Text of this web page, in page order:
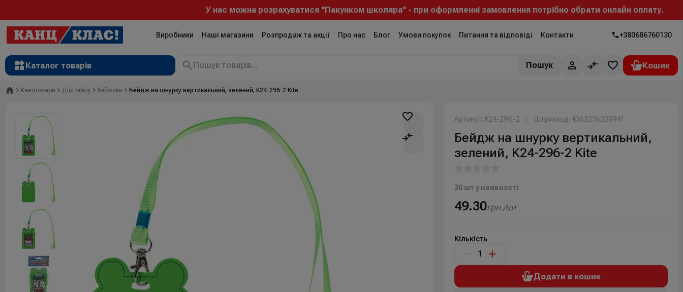
У нас можна розрахуватися "Пакунком школяра" - при оформленні замовлення потрібно обрати онлайн оплату.
Виробники Наші магазини Розпродаж та акції Про нас Блог Умови покупок Питання та відповіді Контакти +380686760130
Каталог товарів
Рюкзаки
Канцтовари
Література та розвиток
Художні матеріали
Творчість
Товари для дітей
Сувенірна продукція
Друк
До свят
Елементи живлення
Пошук
Головна
Канцтовари Для офісу Бейжики Бейдж на шнурку вертикальний, зелений, K24-296-2 Kite
Артикул: K24-296-2 Штрихкод: 4063276208941
Бейдж на шнурку вертикальний,
зелений, K24-296-2 Kite
30 шт у наявності
49.30грн./шт
Кількість
Додати в кошик